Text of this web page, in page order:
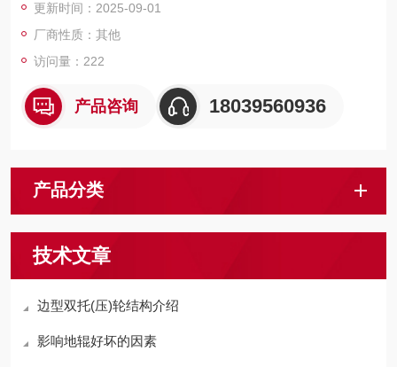
更新时间：2025-09-01
厂商性质：其他
访问量：222
产品咨询 18039560936
产品分类
技术文章
边型双托(压)轮结构介绍
影响地辊好坏的因素